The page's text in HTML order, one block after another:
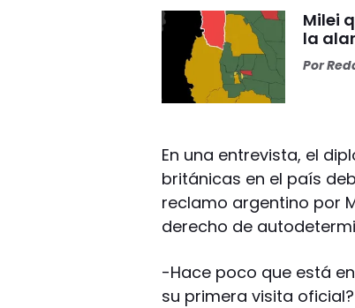
Milei
la
Por
En una entrevista, el
británicas en el país
reclamo argentino por
derecho de
-Hace poco que está
su primera visita oficial?